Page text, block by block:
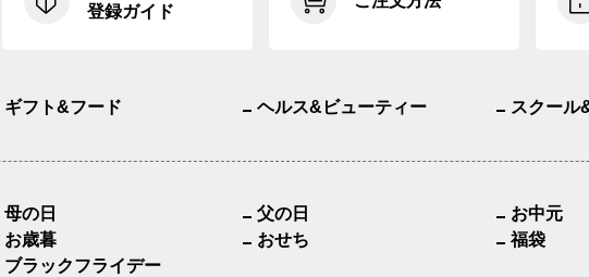
登録ガイド
ギフト&フード ヘルス&ビューティー スクール
母の日 父の日
お中元
お歳暮
おせち
福袋
ブラックフライデー